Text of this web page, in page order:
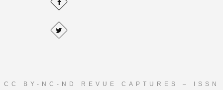
CC BY-NC-ND REVUE CAPTURES – ISSN